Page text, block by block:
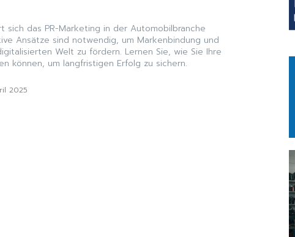
sich das PR-Marketing in der Automobilbranche
Ansätze sind notwendig, um Markenbindung und
Welt zu fördern. Lernen Sie, wie Sie Ihre
können, um langfristigen Erfolg zu sichern.
2025